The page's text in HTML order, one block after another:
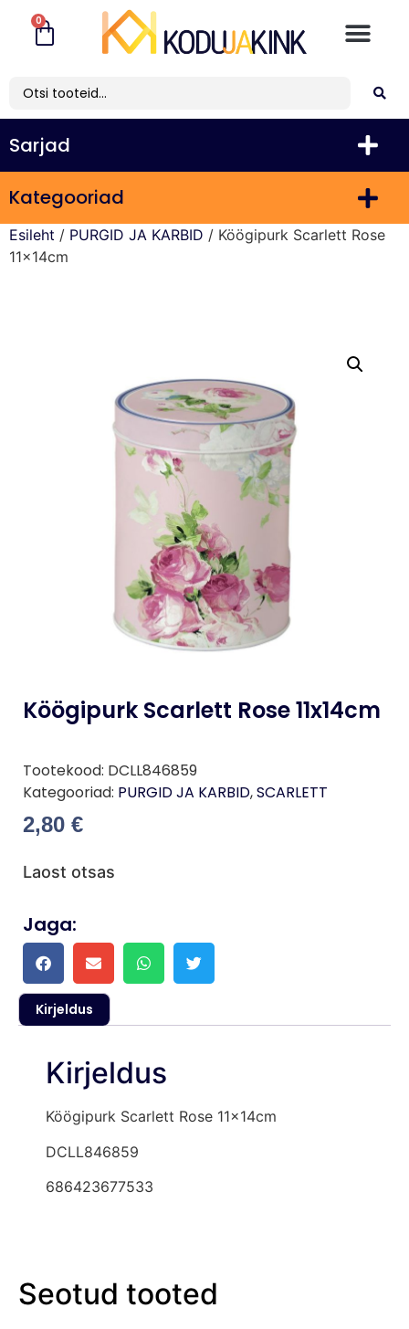
0
Sarjad
Kategooriad
Esileht / PURGID JA KARBID / Köögipurk Scarlett Rose
11x14cm
Köögipurk Scarlett Rose 11x14cm
Tootekood: DCLL846859
Kategooriad: PURGID JA KARBID,SCARLETT
2,80 €
Laost otsas
Jaga:
Kirjeldus
Kirjeldus
Köögipurk Scarlett Rose 11x14cm
DCLL846859
686423677533
Seotud tooted